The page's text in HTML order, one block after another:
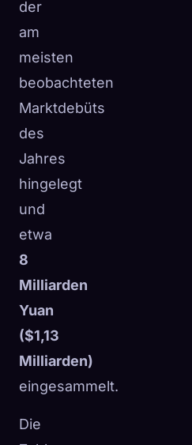
der
am
meisten
beobachteten
Marktdebüts
des
Jahres
hingelegt
und
etwa
8
Milliarden
Yuan
($1,13
Milliarden)
eingesammelt.
Die